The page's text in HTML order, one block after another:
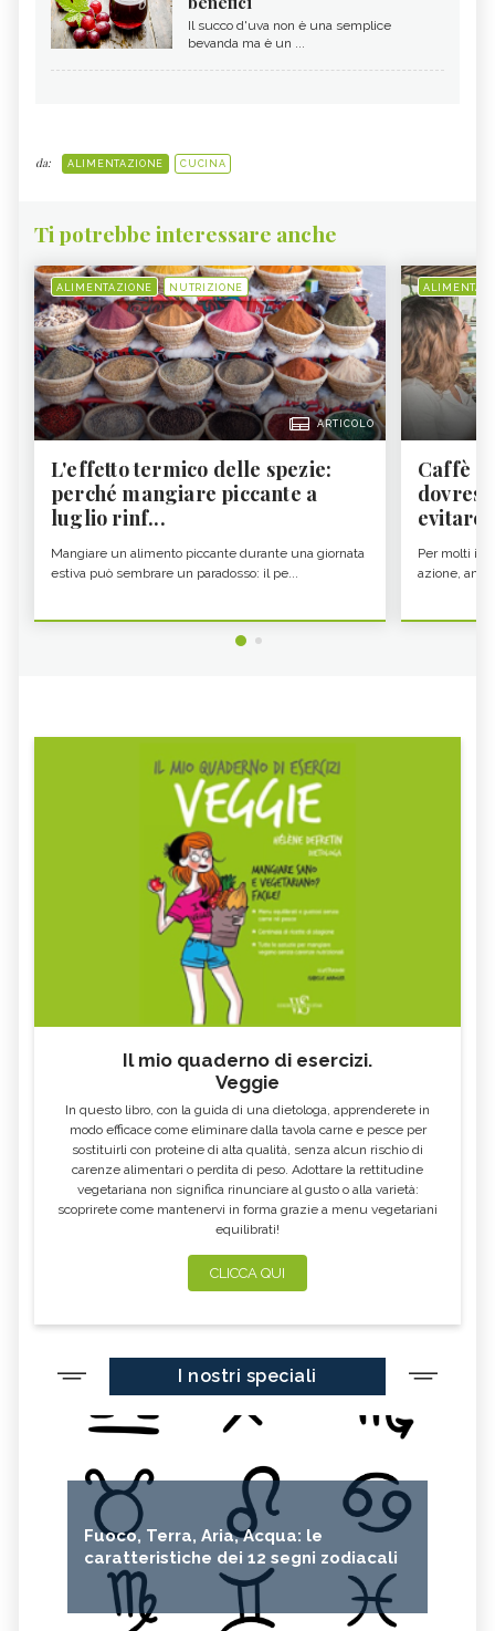
Il succo d'uva non è una semplice
bevanda ma è un ...
da: ALIMENTAZIONE CUCINA
Ti potrebbe interessare anche
ALIMENTAZIONE NUTRIZIONE
ARTICOLO
L'effetto termico delle spezie:
perché mangiare piccante a
luglio rinf...
Mangiare un alimento piccante durante una giornata
estiva può sembrare un paradosso: il pe...
Caffè
evitare
Per molti il
azione,
Il mio quaderno di esercizi.
Veggie
In questo libro, con la guida di una dietologa, apprenderete in
modo efficace come eliminare dalla tavola carne e pesce per
sostituirli con proteine di alta qualità, senza alcun rischio di
carenze alimentari o perdita di peso. Adottare la rettitudine
vegetariana non significa rinunciare al gusto o alla varietà:
scoprirete come mantenervi in forma grazie a menu vegetariani
equilibrati!
CLICCA QUI
I nostri speciali
Fuoco, Terra, Aria, Acqua: le
caratteristiche dei 12 segni zodiacali